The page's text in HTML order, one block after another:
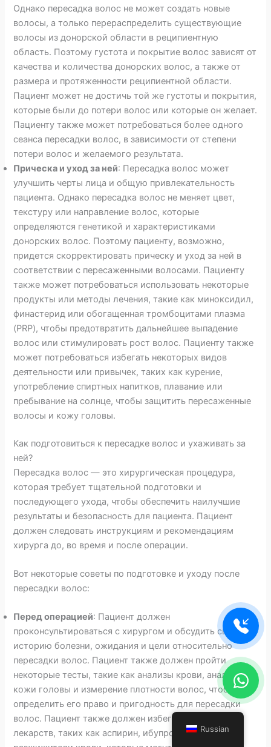
Однако пересадка волос не может создать новые
волосы, а только перераспределить существующие
волосы из донорской области в реципиентную
область. Поэтому густота и покрытие волос зависят от
качества и количества донорских волос, а также от
размера и протяженности реципиентной области.
Пациент может не достичь той же густоты и покрытия,
которые были до потери волос или которые он желает.
Пациенту также может потребоваться более одного
сеанса пересадки волос, в зависимости от степени
потери волос и желаемого результата.
Прическа и уход за ней: Пересадка волос может
улучшить черты лица и общую привлекательность
пациента. Однако пересадка волос не меняет цвет,
текстуру или направление волос, которые
определяются генетикой и характеристиками
донорских волос. Поэтому пациенту, возможно,
придется скорректировать прическу и уход за ней в
соответствии с пересаженными волосами. Пациенту
также может потребоваться использовать некоторые
продукты или методы лечения, такие как миноксидил,
финастерид или обогащенная тромбоцитами плазма
(PRP), чтобы предотвратить дальнейшее выпадение
волос или стимулировать рост волос. Пациенту также
может потребоваться избегать некоторых видов
деятельности или привычек, таких как курение,
употребление спиртных напитков, плавание или
пребывание на солнце, чтобы защитить пересаженные
волосы и кожу головы.
Как подготовиться к пересадке волос и ухаживать за
ней?
Пересадка волос — это хирургическая процедура,
которая требует тщательной подготовки и
последующего ухода, чтобы обеспечить наилучшие
результаты и безопасность для пациента. Пациент
должен следовать инструкциям и рекомендациям
хирурга до, во время и после операции.
Вот некоторые советы по подготовке и уходу после
пересадки волос:
Перед операцией: Пациент должен
проконсультироваться с хирургом и обсудить свою
историю болезни, ожидания и цели относительно
пересадки волос. Пациент также должен пройти
некоторые тесты, такие как анализы крови, анализ
кожи головы и измерение плотности волос, чтобы
определить его право и пригодность для пересадки
волос. Пациент также должен избегать некоторых
лекарств, таких как аспирин, ибупрофен илиRussian